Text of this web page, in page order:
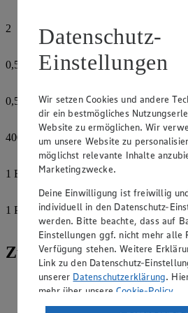
2
Knoblauchzehen
0,5
Bund
0,5
Bund
Schnittlauch
400
Joghurt, griechisch
1 EL
1 Prise
Pfeffer, frisch gemahlen
Zubereitung
Reis gründlich waschen und nach
ausreichend gesalzenem Wasser
kochen. Von der Herdplatte
Datenschutz-
Einstellungen
Wir setzen Cookies und andere
dir ein bestmögliches
Website zu ermöglichen. Wir
um unsere Website zu
möglichst relevante Inhalte
Marketingzwecke.
Deine Einwilligung ist freiwillig
individuell in den Datenschutz-
werden. Bitte beachte, dass auf
Einstellungen ggf. nicht mehr alle
Verfügung stehen. Weitere
Link zu den Datenschutz-
unserer Datenschutzerklärung.
mehr über unsereCookie-Policy.